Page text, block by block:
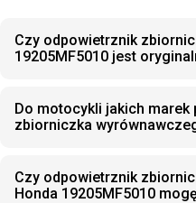
Czy odpowietrznik
19205MF5010 jest
Do motocykli jakich
zbiorniczka
Czy odpowietrznik
Honda 19205MF5010